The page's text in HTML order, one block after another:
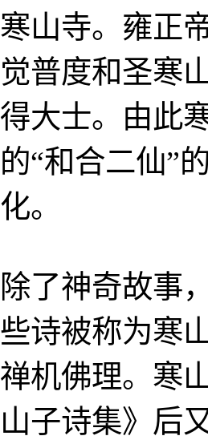
寒山寺。雍正
觉普度和圣寒
得大士。由此
的“和合二仙”
化。
除了神奇故事
些诗被称为寒
禅机佛理。寒
山子诗集》后